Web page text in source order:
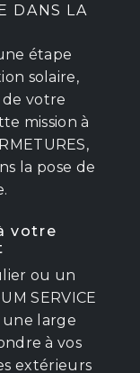
DANS LA
étape
solaire,
votre
mission à
la pose de
votre
ou un
SERVICE
une large
à vos
extérieurs